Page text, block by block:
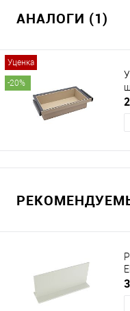
АНАЛОГИ (1)
Уценка
-20%